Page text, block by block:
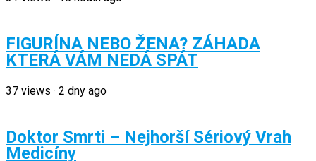
FIGURÍNA NEBO ŽENA? ZÁHADA
KTERÁ VÁM NEDÁ SPÁT
37 views · 2 dny ago
Doktor Smrti – Nejhorší Sériový Vrah
Medicíny